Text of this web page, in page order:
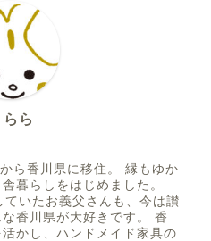
らら
ら香川県に移住。 縁もゆか
暮らしをはじめました。
いたお義父さんも、今は讃
香川県が大好きです。 香
かし、ハンドメイド家具の